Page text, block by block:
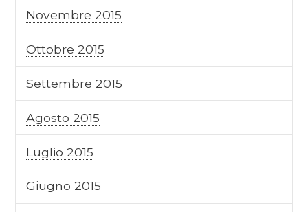
Novembre 2015
Ottobre 2015
Settembre 2015
Agosto 2015
Luglio 2015
Giugno 2015